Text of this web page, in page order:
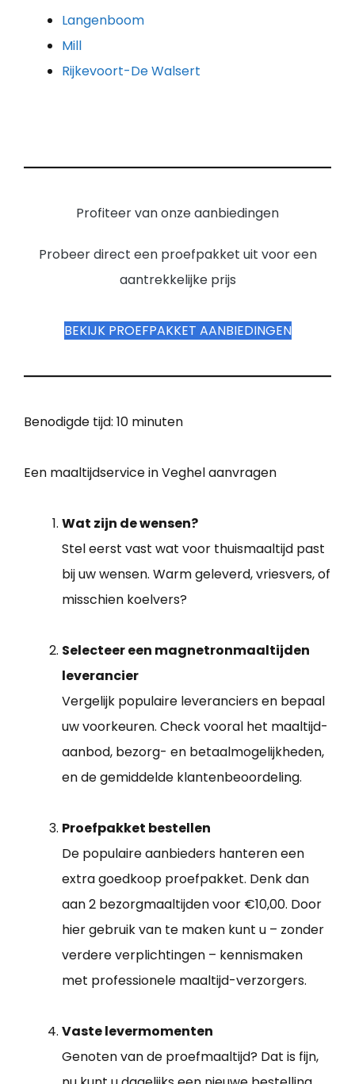
Langenboom
Mill
Rijkevoort-De Walsert
Profiteer van onze aanbiedingen
Probeer direct een proefpakket uit voor een
aantrekkelijke prijs
BEKIJK PROEFPAKKET AANBIEDINGEN
Benodigde tijd: 10 minuten
Een maaltijdservice in Veghel aanvragen
Wat zijn de wensen?
Stel eerst vast wat voor thuismaaltijd past
bij uw wensen. Warm geleverd, vriesvers, of
misschien koelvers?
Selecteer een magnetronmaaltijden
leverancier
Vergelijk populaire leveranciers en bepaal
uw voorkeuren. Check vooral het maaltijd-
aanbod, bezorg- en betaalmogelijkheden,
en de gemiddelde klantenbeoordeling.
Proefpakket bestellen
De populaire aanbieders hanteren een
extra goedkoop proefpakket. Denk dan
aan 2 bezorgmaaltijden voor €10,00. Door
hier gebruik van te maken kunt u – zonder
verdere verplichtingen – kennismaken
met professionele maaltijd-verzorgers.
Vaste levermomenten
Genoten van de proefmaaltijd? Dat is fijn,